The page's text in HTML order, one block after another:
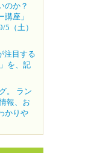
のか？
座」
5（土）
注目する
を、記
。 ラン
報、お
かりや